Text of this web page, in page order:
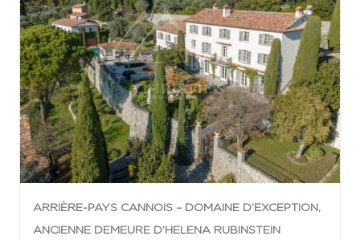
ARRIÈRE-PAYS CANNOIS – DOMAINE D’EXCEPTION,
ANCIENNE DEMEURE D’HELENA RUBINSTEIN